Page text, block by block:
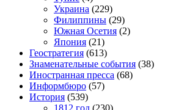
Украина (229)
Филиппины (29)
Южная Осетия (2)
Япония (21)
Геостратегия (613)
Знаменательные события (38)
Иностранная пресса (68)
Информбюро (57)
История (539)